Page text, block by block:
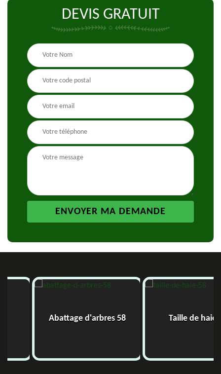
DEVIS GRATUIT
Abattage d'arbres 58 Taille de haie